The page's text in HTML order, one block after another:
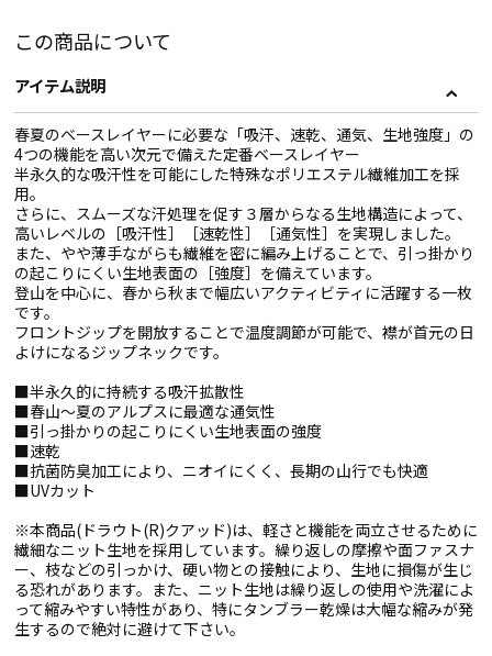
この商品について
アイテム説明
春夏のベースレイヤーに必要な「吸汗、速乾、通気、生地強度」の
4つの機能を高い次元で備えた定番ベースレイヤー
半永久的な吸汗性を可能にした特殊なポリエステル繊維加工を採
用。
さらに、スムーズな汗処理を促す３層からなる生地構造によって、
高いレベルの［吸汗性］［速乾性］［通気性］を実現しました。
また、やや薄手ながらも繊維を密に編み上げることで、引っ掛かり
の起こりにくい生地表面の［強度］を備えています。
登山を中心に、春から秋まで幅広いアクティビティに活躍する一枚
です。
フロントジップを開放することで温度調節が可能で、襟が首元の日
よけになるジップネックです。
■半永久的に持続する吸汗拡散性
■春山〜夏のアルプスに最適な通気性
■引っ掛かりの起こりにくい生地表面の強度
■速乾
■抗菌防臭加工により、ニオイにくく、長期の山行でも快適
■UVカット
※本商品(ドラウト(R)クアッド)は、軽さと機能を両立させるために
繊細なニット生地を採用しています。繰り返しの摩擦や面ファスナ
ー、枝などの引っかけ、硬い物との接触により、生地に損傷が生じ
る恐れがあります。また、ニット生地は繰り返しの使用や洗濯によ
って縮みやすい特性があり、特にタンブラー乾燥は大幅な縮みが発
生するので絶対に避けて下さい。